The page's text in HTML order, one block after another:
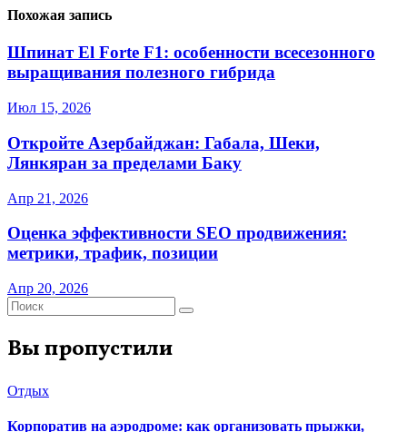
Похожая запись
Шпинат El Forte F1: особенности всесезонного
выращивания полезного гибрида
Июл 15, 2026
Откройте Азербайджан: Габала, Шеки,
Лянкяран за пределами Баку
Апр 21, 2026
Оценка эффективности SEO продвижения:
метрики, трафик, позиции
Апр 20, 2026
Вы пропустили
Отдых
Корпоратив на аэродроме: как организовать прыжки,